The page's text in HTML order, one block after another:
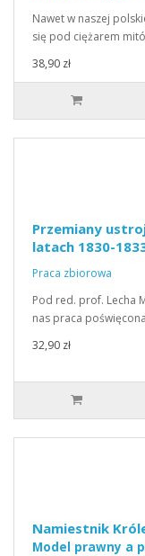
Nawet w naszej
się pod ciężarem
38,90 zł
Przemiany
latach 1830-
Praca zbiorowa
Pod red. prof. Lecha
nas praca
32,90 zł
Namiestnik
Model prawny a